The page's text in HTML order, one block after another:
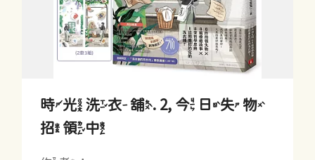
時光洗衣舖. 2, 今日失物
招領中